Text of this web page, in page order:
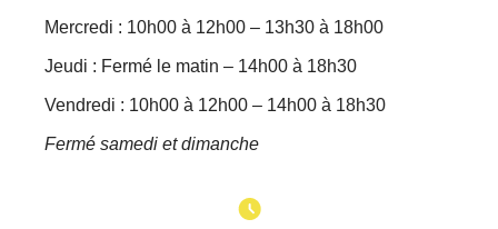
Mercredi : 10h00 à 12h00 – 13h30 à 18h00
Jeudi : Fermé le matin – 14h00 à 18h30
Vendredi : 10h00 à 12h00 – 14h00 à 18h30
Fermé samedi et dimanche